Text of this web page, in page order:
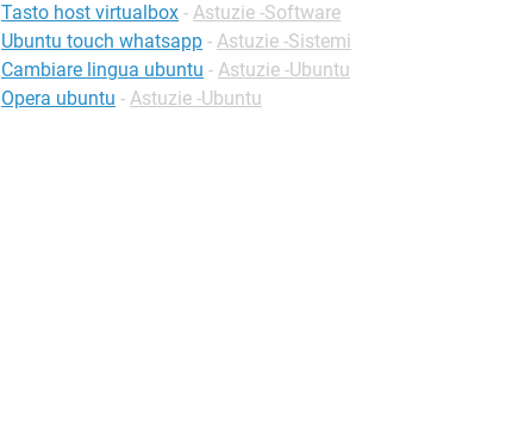
Tasto host virtualbox - Astuzie -Software
Ubuntu touch whatsapp - Astuzie -Sistemi
Cambiare lingua ubuntu - Astuzie -Ubuntu
Opera ubuntu - Astuzie -Ubuntu